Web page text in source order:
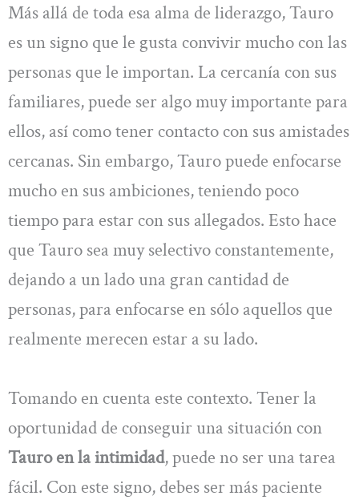
Más allá de toda esa alma de liderazgo, Tauro
es un signo que le gusta convivir mucho con las
personas que le importan. La cercanía con sus
familiares, puede ser algo muy importante para
ellos, así como tener contacto con sus amistades
cercanas. Sin embargo, Tauro puede enfocarse
mucho en sus ambiciones, teniendo poco
tiempo para estar con sus allegados. Esto hace
que Tauro sea muy selectivo constantemente,
dejando a un lado una gran cantidad de
personas, para enfocarse en sólo aquellos que
realmente merecen estar a su lado.
Tomando en cuenta este contexto. Tener la
oportunidad de conseguir una situación con
Tauro en la intimidad, puede no ser una tarea
fácil. Con este signo, debes ser más paciente